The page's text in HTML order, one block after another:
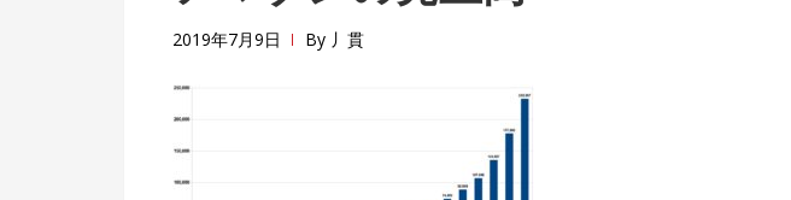
2019年7月9日 By 丿貫